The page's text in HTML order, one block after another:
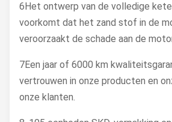
6Het ontwerp van de volledige
voorkomt dat het zand stof in de
veroorzaakt de schade aan de
7Een jaar of 6000 km
vertrouwen in onze producten en
onze klanten.